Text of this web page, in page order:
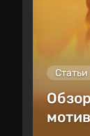
Статьи